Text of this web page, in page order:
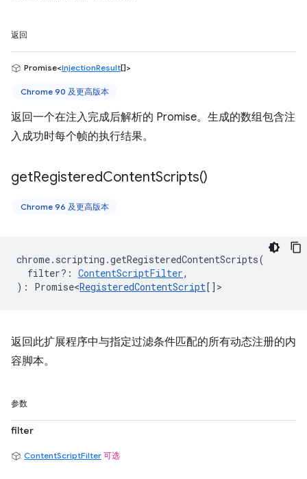
返回
Promise<InjectionResult[]>
Chrome 90 及更高版本
返回一个在注入完成后解析的 Promise。生成的数组包含注
入成功时每个帧的执行结果。
getRegisteredContentScripts()
Chrome 96 及更高版本
chrome. scripting .getRegisteredContentScripts(
filter? : ContentScriptFilter,
) : Promise<RegisteredContentScript[] >
返回此扩展程序中与指定过滤条件匹配的所有动态注册的内
容脚本。
参数
filter
ContentScriptFilter 可选